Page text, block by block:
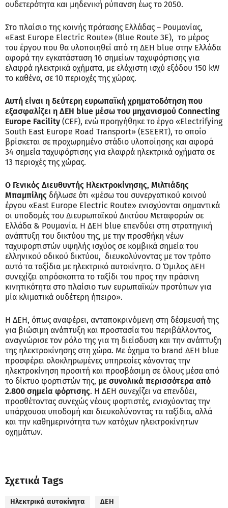
ουδετερότητα και μηδενική ρύπανση έως το 2050.
Στο πλαίσιο της κοινής πρότασης Ελλάδας – Ρουμανίας,
«East Europe Electric Route» (Blue Route 3E), το μέρος
του έργου που θα υλοποιηθεί από τη ΔΕΗ blue στην Ελλάδα
αφορά την εγκατάσταση 16 σημείων ταχυφόρτισης για
ελαφρά ηλεκτρικά οχήματα, με ελάχιστη ισχύ εξόδου 150 kW
το καθένα, σε 10 περιοχές της χώρας.
Αυτή είναι η δεύτερη ευρωπαϊκή χρηματοδότηση που
εξασφαλίζει η ΔΕΗ blue μέσω του μηχανισμού Connecting
Europe Facility (CEF), ενώ προηγήθηκε το έργο «Electrifying
South East Europe Road Transport» (ESEERΤ), το οποίο
βρίσκεται σε προχωρημένο στάδιο υλοποίησης και αφορά
34 σημεία ταχυφόρτισης για ελαφρά ηλεκτρικά οχήματα σε
13 περιοχές της χώρας.
Ο Γενικός Διευθυντής Ηλεκτροκίνησης, Μιλτιάδης
Μπαμπίλης δήλωσε ότι «μέσω του συνεργατικού κοινού
έργου «East Europe Electric Route» ενισχύονται σημαντικά
οι υποδομές του Διευρωπαϊκού Δικτύου Μεταφορών σε
Ελλάδα & Ρουμανία. Η ΔΕΗ blue επενδύει στη στρατηγική
ανάπτυξη του δικτύου της, με την προσθήκη νέων
ταχυφορτιστών υψηλής ισχύος σε κομβικά σημεία του
ελληνικού οδικού δικτύου, διευκολύνοντας με τον τρόπο
αυτό τα ταξίδια με ηλεκτρικό αυτοκίνητο. Ο Όμιλος ΔΕΗ
συνεχίζει απρόσκοπτα το ταξίδι του προς την πράσινη
κινητικότητα στο πλαίσιο των ευρωπαϊκών προτύπων για
μία κλιματικά ουδέτερη ήπειρο».
Η ΔΕΗ, όπως αναφέρει, ανταποκρινόμενη στη δέσμευσή της
για βιώσιμη ανάπτυξη και προστασία του περιβάλλοντος,
αναγνώρισε τον ρόλο της για τη διείσδυση και την ανάπτυξη
της ηλεκτροκίνησης στη χώρα. Με όχημα το brand ΔΕΗ blue
προσφέρει ολοκληρωμένες υπηρεσίες κάνοντας την
ηλεκτροκίνηση προσιτή και προσβάσιμη σε όλους μέσα από
το δίκτυο φορτιστών της, με συνολικά περισσότερα από
2.800 σημεία φόρτισης. Η ΔΕΗ συνεχίζει να επενδύει,
προσθέτοντας συνεχώς νέους φορτιστές, ενισχύοντας την
υπάρχουσα υποδομή και διευκολύνοντας τα ταξίδια, αλλά
και την καθημερινότητα των κατόχων ηλεκτροκίνητων
οχημάτων.
Σχετικά Tags
Ηλεκτρικά αυτοκίνητα ΔΕΗ